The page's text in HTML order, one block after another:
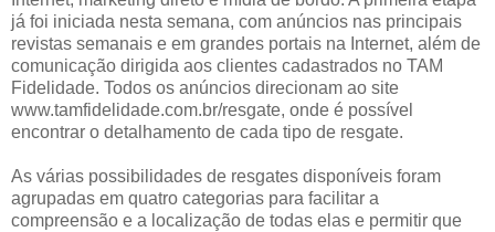
já foi iniciada nesta semana, com anúncios nas principais
revistas semanais e em grandes portais na Internet, além de
comunicação dirigida aos clientes cadastrados no TAM
Fidelidade. Todos os anúncios direcionam ao site
www.tamfidelidade.com.br/resgate, onde é possível
encontrar o detalhamento de cada tipo de resgate.
As várias possibilidades de resgates disponíveis foram
agrupadas em quatro categorias para facilitar a
compreensão e a localização de todas elas e permitir que